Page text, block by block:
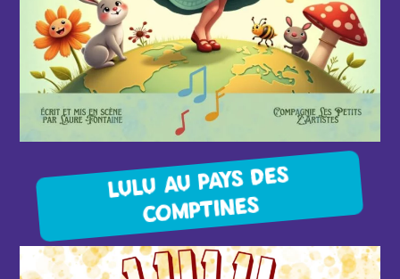
LULU AU PAYS DES
COMPTINES